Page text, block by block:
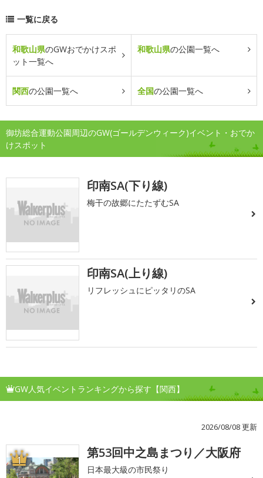
一覧に戻る
和歌山県のGWおでかけスポ
ット一覧へ
和歌山県の公園一覧へ
関西の公園一覧へ 全国の公園一覧へ
御坊総合運動公園周辺のGW(ゴールデンウィーク)イベント・おでか
けスポット
印南SA(下り線)
梅干の故郷にたたずむSA
印南SA(上り線)
リフレッシュにピッタリのSA
GW人気イベントランキングから探す【関西】
2026/08/08 更新
1 第53回中之島まつり／大阪府
日本最大級の市民祭り